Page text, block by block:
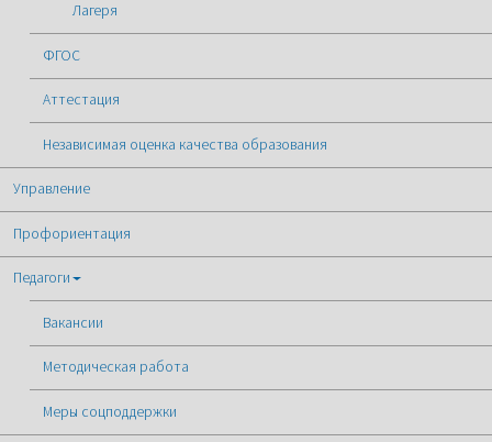
Лагеря
ФГОС
Аттестация
Независимая оценка качества образования
Управление
Профориентация
Педагоги
Вакансии
Методическая работа
Меры соцподдержки